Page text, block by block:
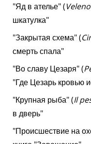
"Яд в ателье" (
шкатулка"
"Закрытая схема" (
смерть спала"
"Во славу Цезаря" (
"Где Цезарь кровью
"Крупная рыба" (Il
в дверь"
"Происшествие на